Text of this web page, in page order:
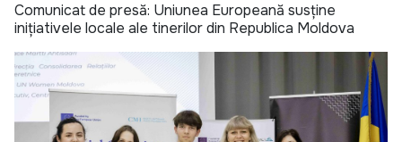
Comunicat de presă: Uniunea Europeană susține
inițiativele locale ale tinerilor din Republica Moldova